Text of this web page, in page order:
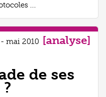
...
mai 2010 [analyse]
de ses